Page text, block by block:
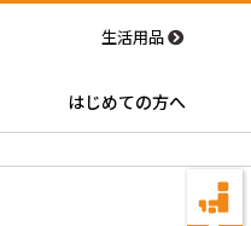
生活用品
はじめての方へ